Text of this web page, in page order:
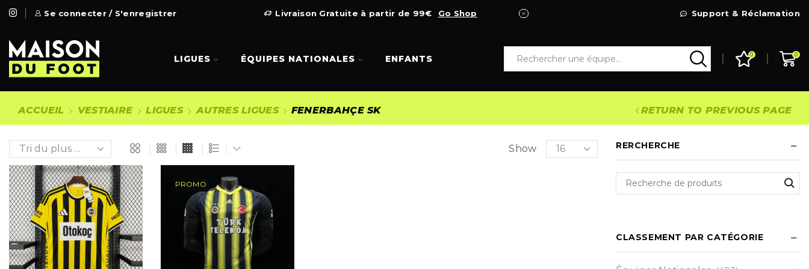
Se connecter / S'enregistrer
à partir de 99€ Go Shop Livraison Gratuite à partir de 99€ Go Shop Livraison Gratuite à partir de 99€ Go Shop
Support & Réclamation
LIGUES ÉQUIPES NATIONALES ENFANTS 0 0
ACCUEIL VESTIAIRE LIGUES AUTRES LIGUES FENERBAHÇE SK RETURN TO PREVIOUS PAGE
Show
PROMO
RERCHERCHE
CLASSEMENT PAR CATÉGORIE